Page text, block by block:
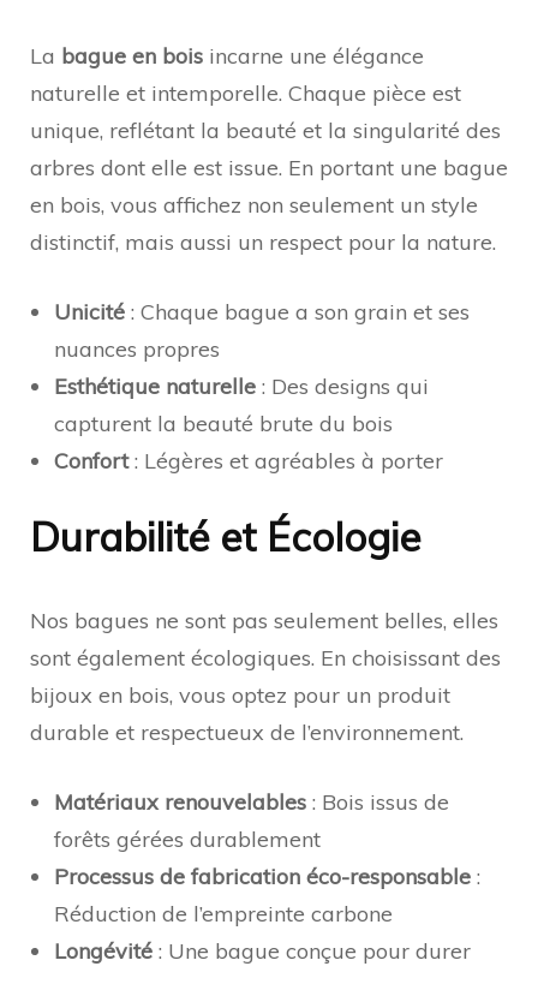
La bague en bois incarne une élégance
naturelle et intemporelle. Chaque pièce est
unique, reflétant la beauté et la singularité des
arbres dont elle est issue. En portant une bague
en bois, vous affichez non seulement un style
distinctif, mais aussi un respect pour la nature.
Unicité : Chaque bague a son grain et ses
nuances propres
Esthétique naturelle : Des designs qui
capturent la beauté brute du bois
Confort: Légères et agréables à porter
Durabilité et Écologie
Nos bagues ne sont pas seulement belles, elles
sont également écologiques. En choisissant des
bijoux en bois, vous optez pour un produit
durable et respectueux de l’environnement.
Matériaux renouvelables : Bois issus de
forêts gérées durablement
Processus de fabrication éco-responsable :
Réduction de l’empreinte carbone
Longévité : Une bague conçue pour durer